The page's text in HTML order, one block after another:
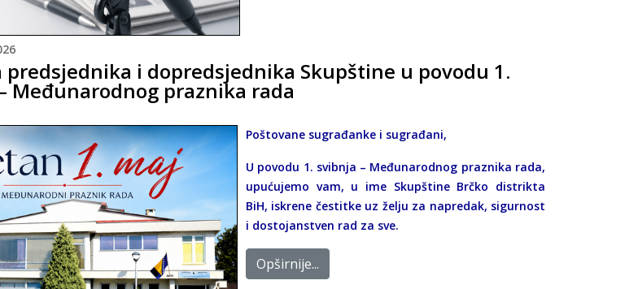
predsjednika i dopredsjednika Skupštine u povodu 1.
Međunarodnog praznika rada
Poštovane sugrađanke i sugrađani,
U povodu 1. svibnja – Međunarodnog praznika rada,
upućujemo vam, u ime Skupštine Brčko distrikta
BiH, iskrene čestitke uz želju za napredak, sigurnost
i dostojanstven rad za sve.
Opširnije...